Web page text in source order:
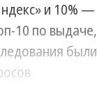
и 10% —
10 по выдаче,
были